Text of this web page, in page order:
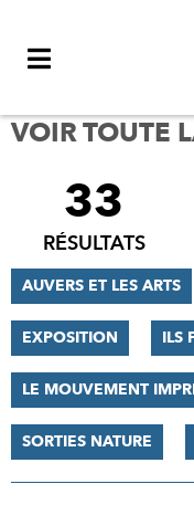
VOIR TOUTE
FILTRER
RÉSULTATS
33
RÉSULTATS
AUVERS ET LES ARTS
EXPOSITION ILS
LE MOUVEMENT
SORTIES NATURE